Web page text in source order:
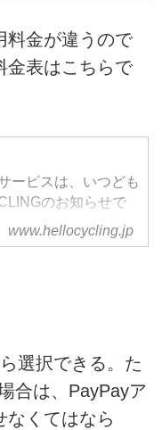
料金が違うので
金表はこちらで
ービスは、いつども
のお知らせで
www.hellocycling.jp
選択できる。た
合は、PayPayア
なくてはなら